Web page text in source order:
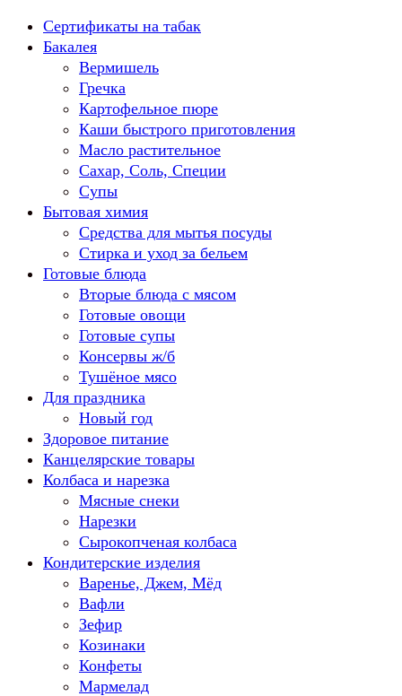
Перейти
содержанию
Сертификаты на табак
Бакалея
Вермишель
Гречка
Картофельное пюре
Каши быстрого приготовления
Масло растительное
Сахар, Соль, Специи
Супы
Бытовая химия
Средства для мытья посуды
Стирка и уход за бельем
Готовые блюда
Вторые блюда с мясом
Готовые овощи
Готовые супы
Консервы ж/б
Тушёное мясо
Для праздника
Новый год
Здоровое питание
Канцелярские товары
Колбаса и нарезка
Мясные снеки
Нарезки
Сырокопченая колбаса
Кондитерские изделия
Варенье, Джем, Мёд
Вафли
Зефир
Козинаки
Конфеты
Мармелад